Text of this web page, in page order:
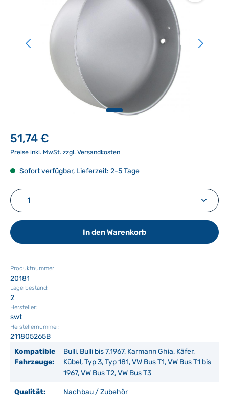
51,74 €
Preise inkl. MwSt. zzgl. Versandkosten
Sofort verfügbar, Lieferzeit: 2-5 Tage
Produkt Anzahl: Gib den gewünschten Wert ein
In den Warenkorb
Produktnummer:
20181
Lagerbestand:
2
Hersteller:
swt
Herstellernummer:
211805265B
Kompatible
Fahrzeuge:
Bulli, Bulli bis 7.1967, Karmann Ghia, Käfer,
Kübel, Typ 3, Typ 181, VW Bus T1, VW Bus T1 bis
1967, VW Bus T2, VW Bus T3
Qualität: Nachbau / Zubehör